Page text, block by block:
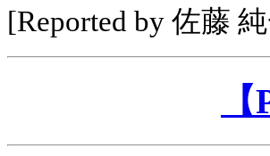
[Reported by 佐藤